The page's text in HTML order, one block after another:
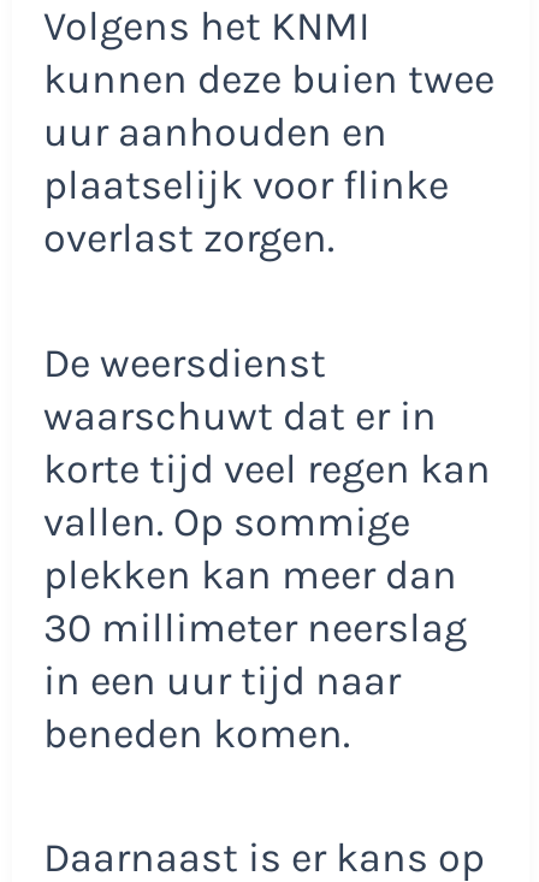
Volgens het KNMI
kunnen deze buien twee
uur aanhouden en
plaatselijk voor flinke
overlast zorgen.
De weersdienst
waarschuwt dat er in
korte tijd veel regen kan
vallen. Op sommige
plekken kan meer dan
30 millimeter neerslag
in een uur tijd naar
beneden komen.
Daarnaast is er kans op